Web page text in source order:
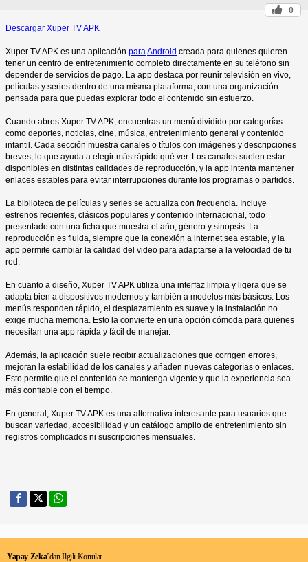
0
Descargar Xuper TV APK
Xuper TV APK es una aplicación para Android creada para quienes quieren
tener un centro de entretenimiento completo directamente en su teléfono sin
depender de servicios de pago. La app destaca por reunir televisión en vivo,
películas y series dentro de una misma plataforma, con una organización
pensada para que puedas explorar todo el contenido sin esfuerzo.
Cuando abres Xuper TV APK, encuentras un menú dividido por categorías
como deportes, noticias, cine, música, entretenimiento general y contenido
infantil. Cada sección muestra canales o títulos con imágenes y descripciones
breves, lo que ayuda a elegir más rápido qué ver. Los canales suelen estar
disponibles en distintas calidades de reproducción, y la app intenta mantener
enlaces estables para evitar interrupciones durante los programas o partidos.
La biblioteca de películas y series se actualiza con frecuencia. Incluye
estrenos recientes, clásicos populares y contenido internacional, todo
presentado con una ficha que muestra el año, género y sinopsis. La
reproducción es fluida, siempre que la conexión a internet sea estable, y la
app permite cambiar la calidad del video para adaptarse a la velocidad de tu
red.
En cuanto a diseño, Xuper TV APK utiliza una interfaz limpia y ligera que se
adapta bien a dispositivos modernos y también a modelos más básicos. Los
menús responden rápido, el desplazamiento es suave y la instalación no
exige mucha memoria. Esto la convierte en una opción cómoda para quienes
necesitan una app rápida y fácil de manejar.
Además, la aplicación suele recibir actualizaciones que corrigen errores,
mejoran la estabilidad de los canales y añaden nuevas categorías o enlaces.
Esto permite que el contenido se mantenga vigente y que la experiencia sea
más confiable con el tiempo.
En general, Xuper TV APK es una alternativa interesante para usuarios que
buscan variedad, accesibilidad y un catálogo amplio de entretenimiento sin
registros complicados ni suscripciones mensuales.
Yapay Zeka’dan İlgili Konular